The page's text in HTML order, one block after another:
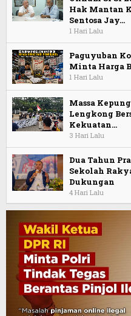
Hak Mantan
Sentosa Jay…
1 Hari Lalu
Paguyuban
Minta Harga
1 Hari Lalu
Massa
Lengkong
Kekuatan…
3 Hari Lalu
Dua Tahun
Sekolah
Dukungan
4 Hari Lalu